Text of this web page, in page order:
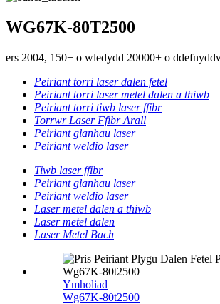
WG67K-80T2500
ers 2004, 150+ o wledydd 20000+ o
Peiriant torri laser dalen fetel
Peiriant torri laser metel dalen a thiwb
Peiriant torri tiwb laser ffibr
Torrwr Laser Ffibr Arall
Peiriant glanhau laser
Peiriant weldio laser
Tiwb laser ffibr
Peiriant glanhau laser
Peiriant weldio laser
Laser metel dalen a thiwb
Laser metel dalen
Laser Metel Bach
Ymholiad
Wg67K-80t2500